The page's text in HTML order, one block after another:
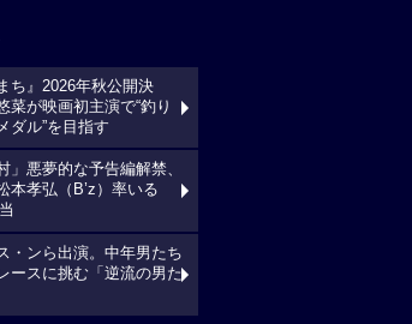
ち』2026年秋公開決
菜が映画初主演で“釣り
ダル”を目指す
」悪夢的な予告編解禁、
本孝弘（B’z）率いる
・ンら出演。中年男たち
ースに挑む「逆流の男た